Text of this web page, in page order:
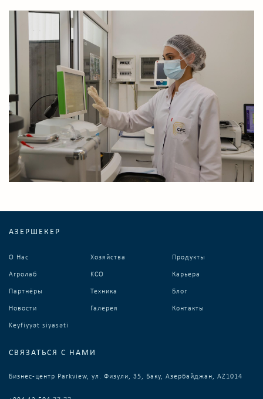
АЗЕРШЕКЕР
О Нас Хозяйства Продукты
Агролаб KCO Карьера
Партнёры Техника Блог
Новости Галерея Контакты
Keyfiyyət siyasəti
СВЯЗАТЬСЯ С НАМИ
Бизнес-центр Parkview, ул. Физули, 35, Баку, Азербайджан, AZ1014